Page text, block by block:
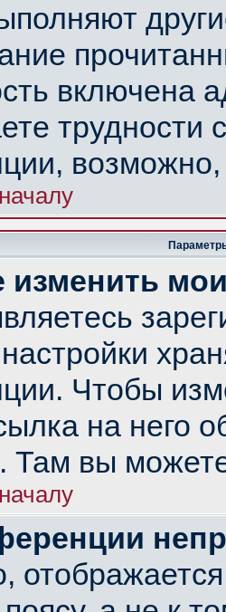
включена
трудности
изменить
Чтобы
на него
Там вы